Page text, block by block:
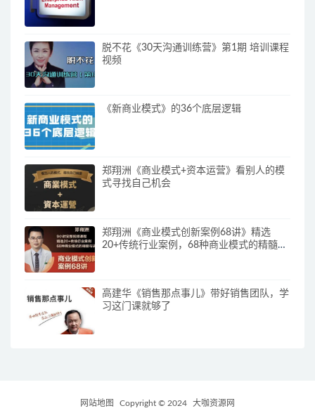
脱不花《30天沟通训练营》第1期 培训课程
视频
《新商业模式》的36个底层逻辑
郑翔洲《商业模式+资本运营》看别人的模
式寻找自己机会
郑翔洲《商业模式创新案例68讲》精选
20+传统行业案例，68种商业模式的精髓与
高建华《销售那点事儿》带好销售团队，学
习这门课就够了
网站地图 Copyright © 2024 大咖资源网